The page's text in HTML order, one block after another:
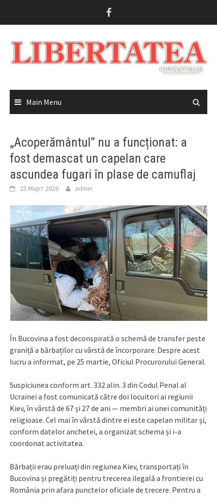
Main Menu
„Acoperământul” nu a funcționat: a
fost demascat un capelan care
ascundea fugari în plase de camuflaj
25 Март 2026 admin
În Bucovina a fost deconspirată o schemă de transfer peste
graniță a bărbaților cu vârstă de încorporare. Despre acest
lucru a informat, pe 25 martie, Oficiul Procurorului General.
Suspiciunea conform art. 332 alin. 3 din Codul Penal al
Ucrainei a fost comunicată către doi locuitori ai regiunii
Kiev, în vârstă de 67 și 27 de ani — membri ai unei comunități
religioase. Cel mai în vârstă dintre ei este capelan militar și,
conform datelor anchetei, a organizat schema și i-a
coordonat activitatea.
Bărbații erau preluați din regiunea Kiev, transportați în
Bucovina și pregătiți pentru trecerea ilegală a frontierei cu
România prin afara punctelor oficiale de trecere. Pentru a